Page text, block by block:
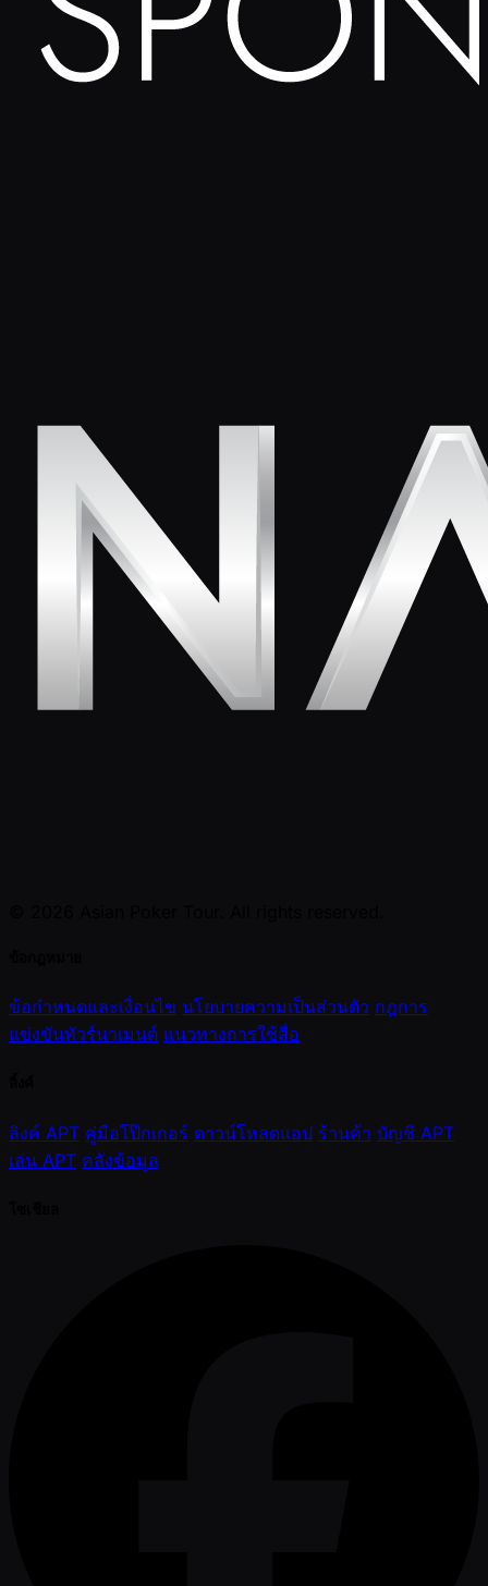
ข้อกำหนดและเงื่อนไข นโยบายความเป็นส่วนตัว กฎการ
แข่งขันทัวร์นาเมนต์ แนวทางการใช้สื่อ
ลิงค์ APT คู่มือโป๊กเกอร์ ดาวน์โหลดแอป ร้านค้า บัญชี APT
เล่น APT คลังข้อมูล